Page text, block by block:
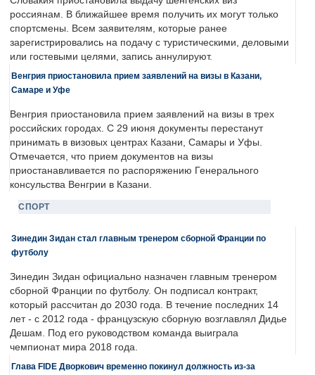
россиянам. В ближайшее время получить их могут только
спортсмены. Всем заявителям, которые ранее
зарегистрировались на подачу с туристическими, деловыми
или гостевыми целями, запись аннулируют.
Венгрия приостановила прием заявлений на визы в Казани,
Самаре и Уфе
Венгрия приостановила прием заявлений на визы в трех
российских городах. С 29 июня документы перестанут
принимать в визовых центрах Казани, Самары и Уфы.
Отмечается, что прием документов на визы
приостанавливается по распоряжению Генерального
консульства Венгрии в Казани.
СПОРТ
Зинедин Зидан стал главным тренером сборной Франции по
футболу
Зинедин Зидан официально назначен главным тренером
сборной Франции по футболу. Он подписал контракт,
который рассчитан до 2030 года. В течение последних 14
лет - с 2012 года - французскую сборную возглавлял Дидье
Дешам. Под его руководством команда выиграла
чемпионат мира 2018 года.
Глава FIDE Дворкович временно покинул должность из-за